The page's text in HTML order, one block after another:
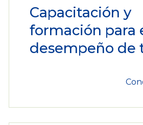
Capacitación y
formación para
desempeño de